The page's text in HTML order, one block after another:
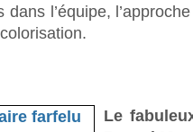
l’équipe,
Le